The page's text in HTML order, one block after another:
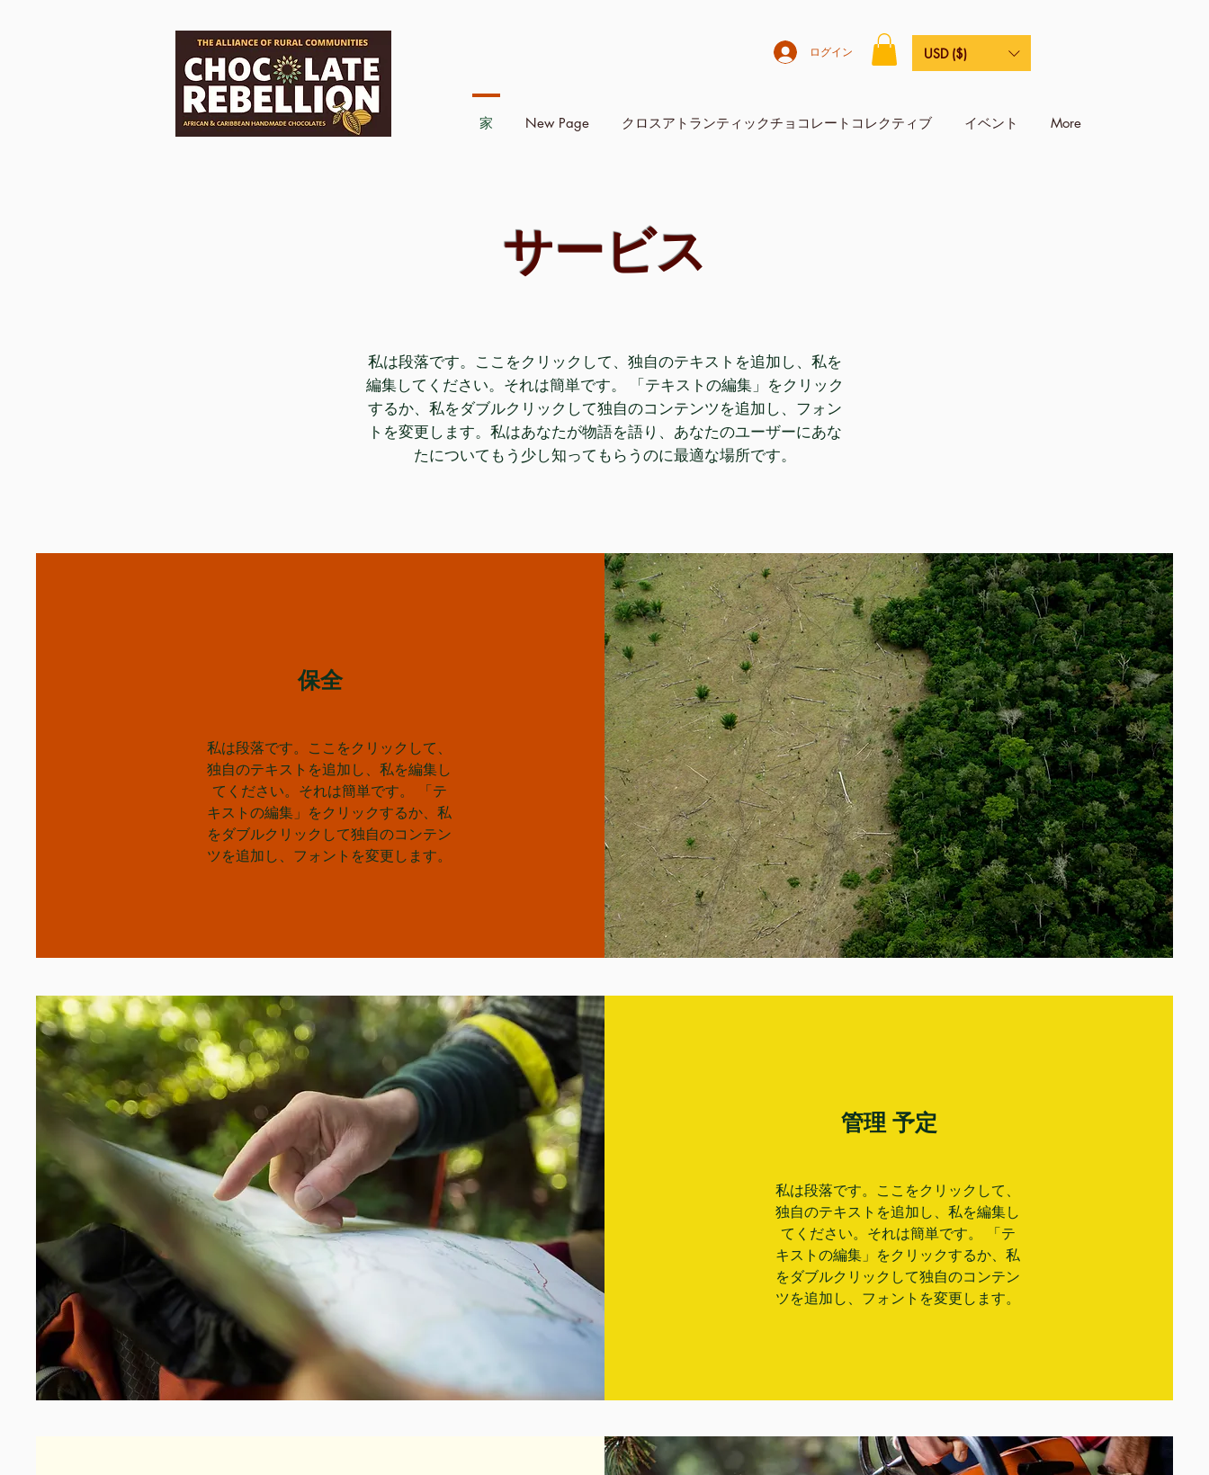
家 New Page クロスアトランティックチョコレートコレクティブ イベント More
ログイン USD ($)
サービス
私は段落です。ここをクリックして、独自のテキストを追加し、私を
編集してください。それは簡単です。 「テキストの編集」をクリック
するか、私をダブルクリックして独自のコンテンツを追加し、フォン
トを変更します。私はあなたが物語を語り、あなたのユーザーにあな
たについてもう少し知ってもらうのに最適な場所です。
保全
私は段落です。ここをクリックして、
独自のテキストを追加し、私を編集し
てください。それは簡単です。 「テ
キストの編集」をクリックするか、私
をダブルクリックして独自のコンテン
ツを追加し、フォントを変更します。
管理 予定
私は段落です。ここをクリックして、
独自のテキストを追加し、私を編集し
てください。それは簡単です。 「テ
キストの編集」をクリックするか、私
をダブルクリックして独自のコンテン
ツを追加し、フォントを変更します。